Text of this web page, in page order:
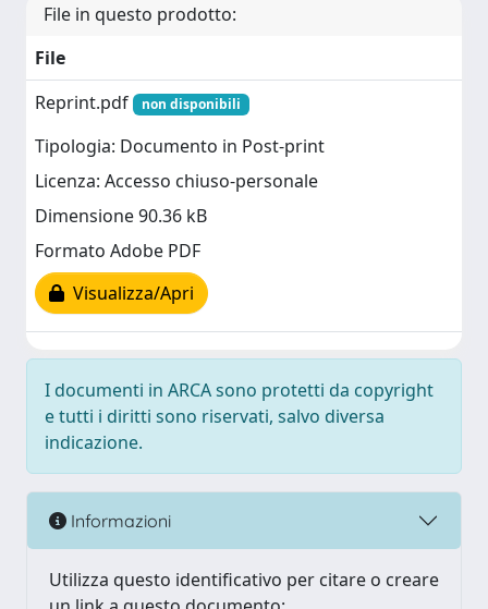
File in questo prodotto:
File
Reprint.pdf
non disponibili
Tipologia: Documento in Post-print
Licenza: Accesso chiuso-personale
Dimensione 90.36 kB
Formato Adobe PDF
Visualizza/Apri
I documenti in ARCA sono protetti da copyright
e tutti i diritti sono riservati, salvo diversa
indicazione.
Informazioni
Utilizza questo identificativo per citare o creare